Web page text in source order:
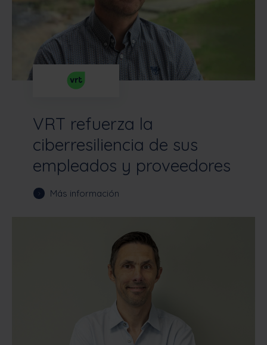
VRT refuerza la
ciberresiliencia de sus
empleados y proveedores
Más información